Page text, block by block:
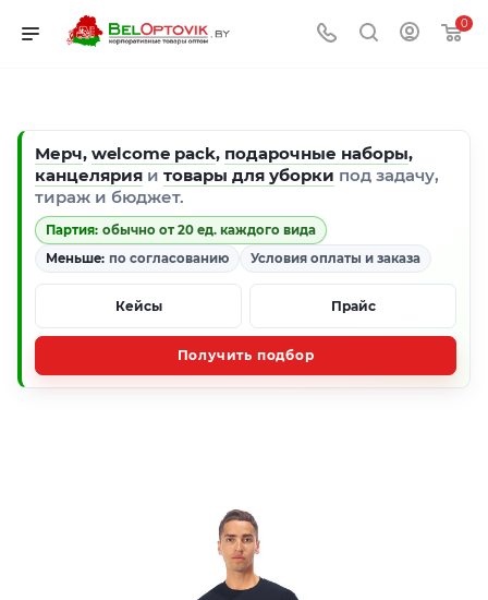
0
Мерч, welcome pack, подарочные наборы,
канцелярия и товары для уборки под задачу,
тираж и бюджет.
Партия: обычно от 20 ед. каждого вида
Меньше: по согласованию Условия оплаты и заказа
Кейсы Прайс
Получить подбор